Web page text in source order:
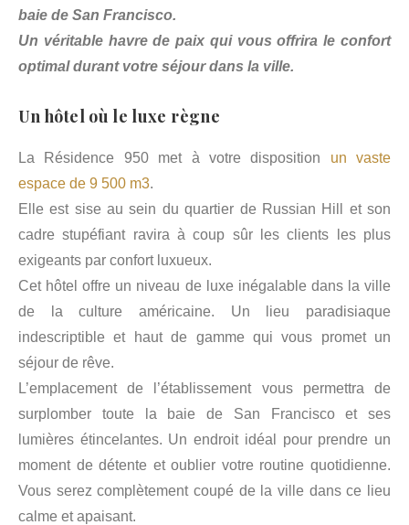
baie de San Francisco.
Un véritable havre de paix qui vous offrira le confort
optimal durant votre séjour dans la ville.
Un hôtel où le luxe règne
La Résidence 950 met à votre disposition un vaste
espace de 9 500 m3.
Elle est sise au sein du quartier de Russian Hill et son
cadre stupéfiant ravira à coup sûr les clients les plus
exigeants par confort luxueux.
Cet hôtel offre un niveau de luxe inégalable dans la ville
de la culture américaine. Un lieu paradisiaque
indescriptible et haut de gamme qui vous promet un
séjour de rêve.
L’emplacement de l’établissement vous permettra de
surplomber toute la baie de San Francisco et ses
lumières étincelantes. Un endroit idéal pour prendre un
moment de détente et oublier votre routine quotidienne.
Vous serez complètement coupé de la ville dans ce lieu
calme et apaisant.